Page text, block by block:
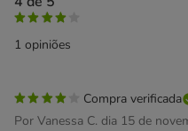
1 opiniões
Compra verificada
Por Vanessa C. dia 15 de